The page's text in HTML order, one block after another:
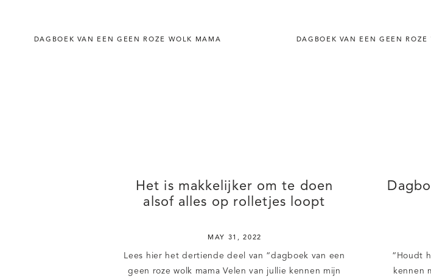
DAGBOEK VAN EEN GEEN ROZE WOLK MAMA
Het is makkelijker om te doen
alsof alles op rolletjes loopt
MAY 31, 2022
Lees hier het dertiende deel van “dagboek van een
geen roze wolk mama Velen van jullie kennen mijn
DAGBOEK VAN EEN GEEN ROZE
“Houdt
kennen